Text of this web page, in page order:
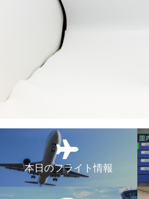
本日のフライト情報